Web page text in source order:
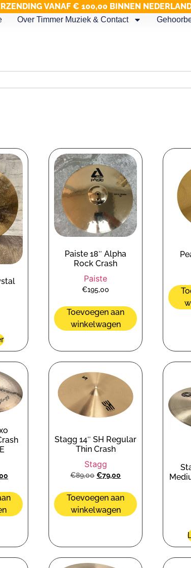
VANAF € 100,00 BINNEN
Over Timmer Muziek & Contact
Paiste 18″ Alpha
Rock Crash
Paiste
€195,00
Toevoegen aan
winkelwagen
Stagg 14″ SH Regular
Thin Crash
Stagg
€89,00 €79,00
Toevoegen aan
winkelwagen